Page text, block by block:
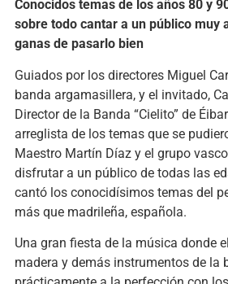
Conocidos temas de los años 80 y
sobre todo cantar a un público muy
ganas de pasarlo bien
Guiados por los directores Miguel
banda argamasillera, y el invitado,
Director de la Banda “Cielito” de
arreglista de los temas que se
Maestro Martín Díaz y el grupo
disfrutar a un público de todas las
cantó los conocidísimos temas del
más que madrileña, española.
Una gran fiesta de la música donde
madera y demás instrumentos de la